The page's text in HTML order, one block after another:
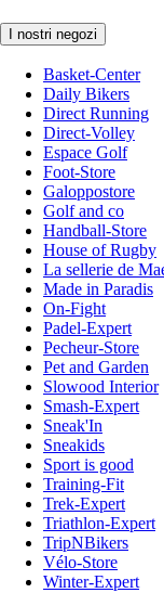
I nostri negozi
Basket-Center
Daily Bikers
Direct Running
Direct-Volley
Espace Golf
Foot-Store
Galoppostore
Golf and co
Handball-Store
House of Rugby
La sellerie de
Made in Paradis
On-Fight
Padel-Expert
Pecheur-Store
Pet and Garden
Slowood Interior
Smash-Expert
Sneak'In
Sneakids
Sport is good
Training-Fit
Trek-Expert
Triathlon-Expert
TripNBikers
Vélo-Store
Winter-Expert